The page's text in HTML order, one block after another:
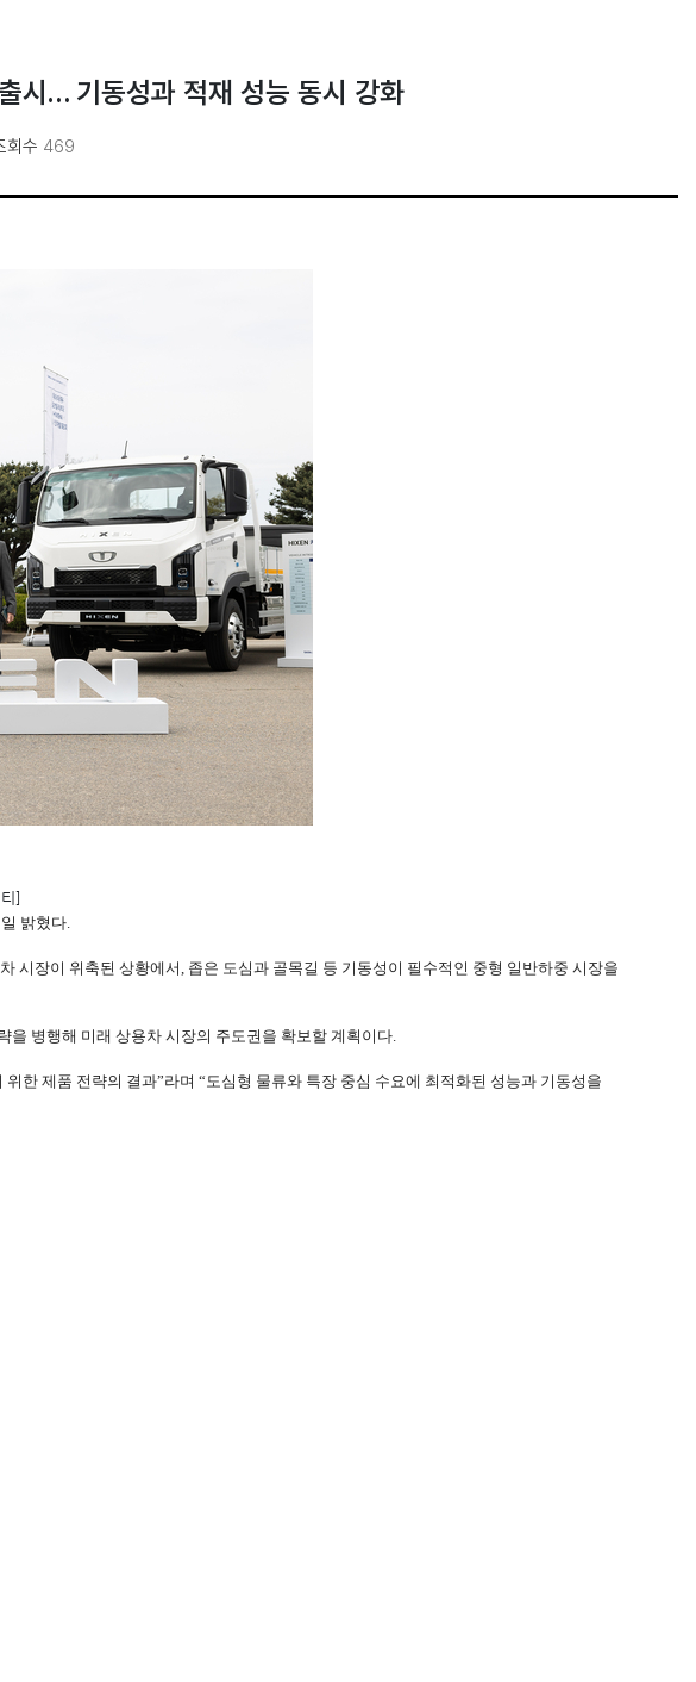
시… 기동성과 적재 성능 동시 강화
회수 469
]
밝혔다.
시장이 위축된 상황에서, 좁은 도심과 골목길 등 기동성이 필수적인 중형 일반하중 시장을
병행해 미래 상용차 시장의 주도권을 확보할 계획이다.
한 제품 전략의 결과”라며 “도심형 물류와 특장 중심 수요에 최적화된 성능과 기동성을